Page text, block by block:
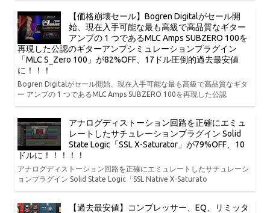
【価格崩壊セール】Bogren Digitalがセール開
始、現在入手可能な最も高級で高品質なギター
アンプの 1 つであるMLC Amps SUBZERO 100を
再現した公認のギターアンプシミュレーションプラグイン
「MLC S_Zero 100」が82%OFF、17ドル圧倒的過去最安値
に！！！
Bogren Digitalがセール開始、現在入手可能な最も高級で高品質なギタ
ー アンプの 1 つであるMLC Amps SUBZERO 100を再現した公認
アナログディストーション回路を正確にエミュ
レートしたサチュレーションプラグイン Solid
State Logic「SSL X-Saturator」が79%OFF、10
ドルに！！！！！
アナログディストーション回路を正確にエミュレートしたサチュレーシ
ョンプラグイン Solid State Logic「SSL Native X-Saturato
【過去最安値】コンプレッサー、EQ、リミッタ